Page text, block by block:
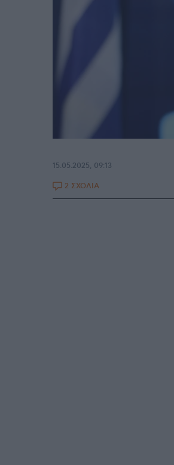
15.05.2025, 09:13
2 ΣΧΟΛΙΑ